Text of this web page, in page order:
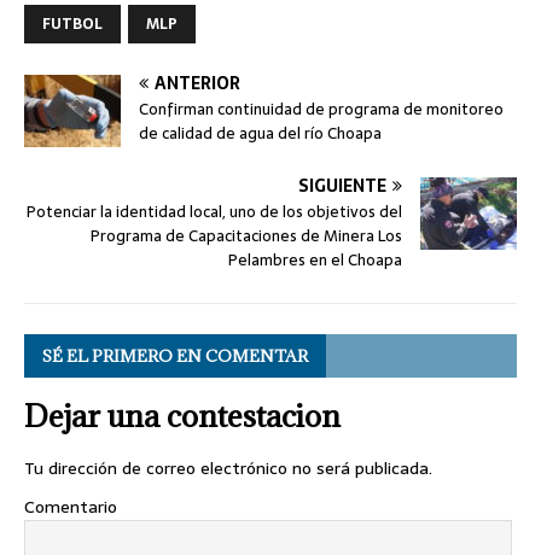
FUTBOL
MLP
ANTERIOR
Confirman continuidad de programa de monitoreo
de calidad de agua del río Choapa
SIGUIENTE
Potenciar la identidad local, uno de los objetivos del
Programa de Capacitaciones de Minera Los
Pelambres en el Choapa
SÉ EL PRIMERO EN COMENTAR
Dejar una contestacion
Tu dirección de correo electrónico no será publicada.
Comentario